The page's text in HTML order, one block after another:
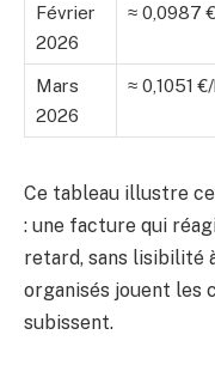
Février
2026
≈ 0,0987
Mars
2026
≈ 0,1051
Ce tableau illustre
: une facture qui
retard, sans lisibilité
organisés jouent les
subissent.